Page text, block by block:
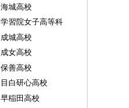
海城高校
学習院女子高等科
成城高校
成女高校
保善高校
目白研心高校
早稲田高校